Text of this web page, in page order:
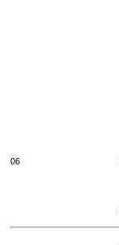
06